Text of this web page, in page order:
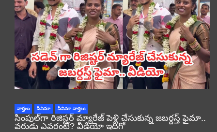
వార్తలు సినిమా సినిమా వార్తలు
సింపుల్‌గా రిజిస్టర్‌ మ్యారేజ్ పెళ్లి చేసుకున్న జబర్దస్త్ ఫైమా..
వరుడు ఎవరంటే? వీడియో ఇదిగో